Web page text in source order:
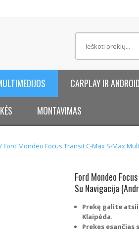
CARPLAY IR
MONTAVIMAS
/ Ford Mondeo Focus Transit C-Max S-Max
Ford Mondeo
Su Navigacija
Prekę galite
Klaipėda.
Prekes esančias